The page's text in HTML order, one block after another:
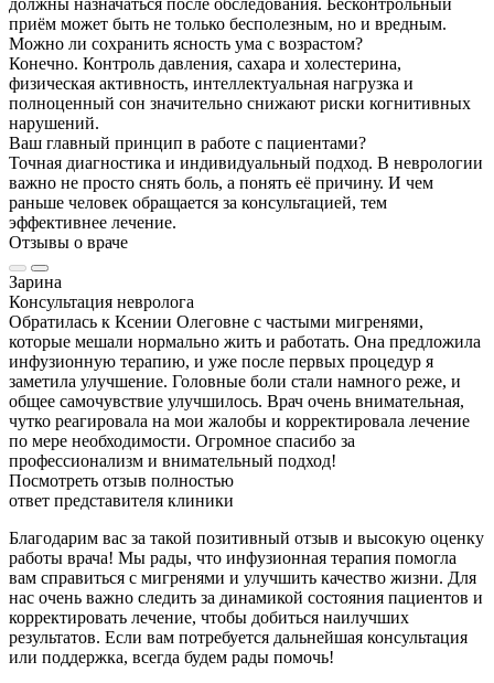
приём может быть не только бесполезным, но и вредным.
Можно ли сохранить ясность ума с возрастом?
Конечно. Контроль давления, сахара и холестерина,
физическая активность, интеллектуальная нагрузка и
полноценный сон значительно снижают риски когнитивных
нарушений.
Ваш главный принцип в работе с пациентами?
Точная диагностика и индивидуальный подход. В неврологии
важно не просто снять боль, а понять её причину. И чем
раньше человек обращается за консультацией, тем
эффективнее лечение.
Отзывы о враче
Зарина
Консультация невролога
Обратилась к Ксении Олеговне с частыми мигренями,
которые мешали нормально жить и работать. Она предложила
инфузионную терапию, и уже после первых процедур я
заметила улучшение. Головные боли стали намного реже, и
общее самочувствие улучшилось. Врач очень внимательная,
чутко реагировала на мои жалобы и корректировала лечение
по мере необходимости. Огромное спасибо за
профессионализм и внимательный подход!
Посмотреть отзыв полностью
ответ представителя клиники
Благодарим вас за такой позитивный отзыв и высокую оценку
работы врача! Мы рады, что инфузионная терапия помогла
вам справиться с мигренями и улучшить качество жизни. Для
нас очень важно следить за динамикой состояния пациентов и
корректировать лечение, чтобы добиться наилучших
результатов. Если вам потребуется дальнейшая консультация
или поддержка, всегда будем рады помочь!